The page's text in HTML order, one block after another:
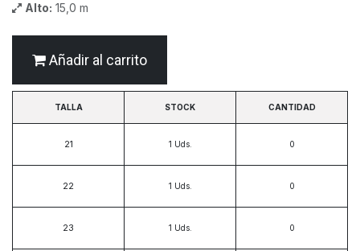
Alto: 15,0 m
Añadir al carrito
TALLA STOCK CANTIDAD
21 1 Uds.
22 1 Uds.
23 1 Uds.